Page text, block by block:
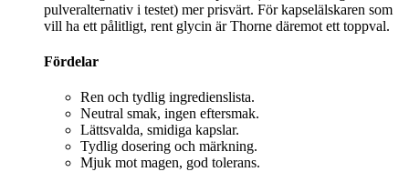
pulveralternativ i testet) mer prisvärt. För kapselälskaren som
vill ha ett pålitligt, rent glycin är Thorne däremot ett toppval.
Fördelar
Ren och tydlig ingredienslista.
Neutral smak, ingen eftersmak.
Lättsvalda, smidiga kapslar.
Tydlig dosering och märkning.
Mjuk mot magen, god tolerans.